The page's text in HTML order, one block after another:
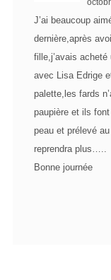
J’ai beaucoup
dernière,après
fille,j’avais
avec Lisa Edrige
palette,les fards
paupière et ils
peau et prélevé
reprendra plus…..
Bonne journée